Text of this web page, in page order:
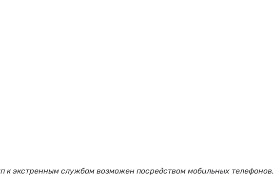
к экстренным службам возможен посредством мобильных телефонов.